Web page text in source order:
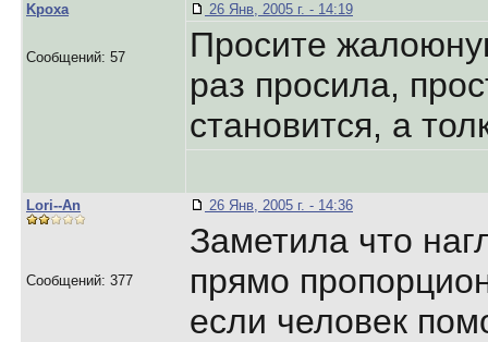
Kpoxa
Сообщений: 57
26 Янв, 2005 г. - 14:19
Просите
раз просила,
становится, а
Lori--An
Сообщений: 377
26 Янв, 2005 г. - 14:36
Заметила что
прямо
если человек